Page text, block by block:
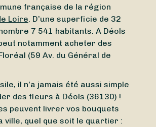
française de la région
Loire. D’une superficie de 32
7 541 habitants. A Déols
notamment acheter des
(59 Av. du Général de
il n’a jamais été aussi simple
des fleurs à Déols (36130) !
peuvent livrer vos bouquets
ville, quel que soit le quartier :